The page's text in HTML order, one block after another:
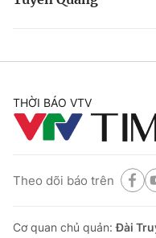
THỜI BÁO VTV
Theo dõi báo trên
Cơ quan chủ quản:Đài